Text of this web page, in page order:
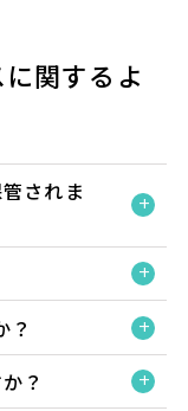
関するよ
されま
？
？